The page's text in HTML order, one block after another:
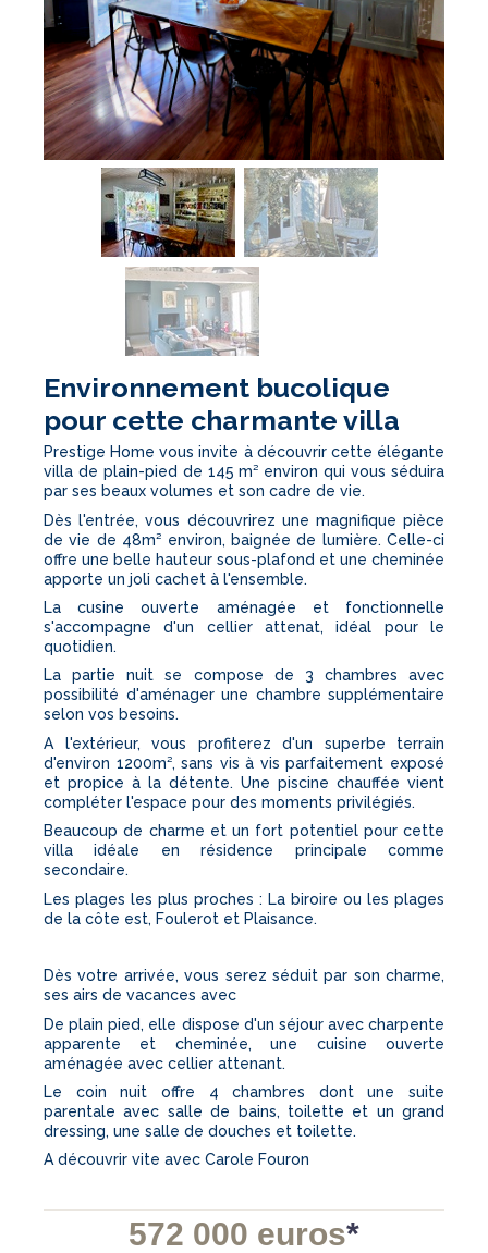
Environnement bucolique
pour cette charmante villa
Prestige Home vous invite à découvrir cette élégante
villa de plain-pied de 145 m² environ qui vous séduira
par ses beaux volumes et son cadre de vie.
Dès l'entrée, vous découvrirez une magnifique pièce
de vie de 48m² environ, baignée de lumière. Celle-ci
offre une belle hauteur sous-plafond et une cheminée
apporte un joli cachet à l'ensemble.
La cusine ouverte aménagée et fonctionnelle
s'accompagne d'un cellier attenat, idéal pour le
quotidien.
La partie nuit se compose de 3 chambres avec
possibilité d'aménager une chambre supplémentaire
selon vos besoins.
A l'extérieur, vous profiterez d'un superbe terrain
d'environ 1200m², sans vis à vis parfaitement exposé
et propice à la détente. Une piscine chauffée vient
compléter l'espace pour des moments privilégiés.
Beaucoup de charme et un fort potentiel pour cette
villa idéale en résidence principale comme
secondaire.
Les plages les plus proches : La biroire ou les plages
de la côte est, Foulerot et Plaisance.
Dès votre arrivée, vous serez séduit par son charme,
ses airs de vacances avec
De plain pied, elle dispose d'un séjour avec charpente
apparente et cheminée, une cuisine ouverte
aménagée avec cellier attenant.
Le coin nuit offre 4 chambres dont une suite
parentale avec salle de bains, toilette et un grand
dressing, une salle de douches et toilette.
A découvrir vite avec Carole Fouron
572 000 euros*